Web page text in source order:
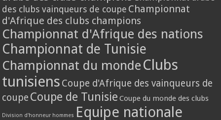
des clubs vainqueurs de coupe Championnat
d'Afrique des clubs champions
Championnat d'Afrique des nations
Championnat de Tunisie
Championnat du monde Clubs
tunisiens Coupe d'Afrique des vainqueurs de
coupe Coupe de Tunisie Coupe du monde des clubs
Division d'honneur hommes Equipe nationale